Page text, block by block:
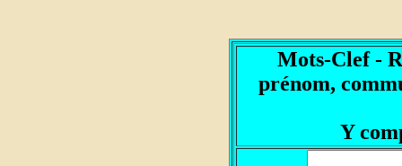
Mots-Clef -
prénom,
Y